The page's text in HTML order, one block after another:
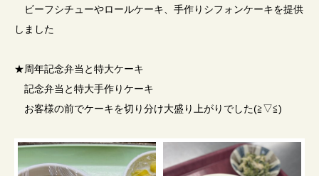
ビーフシチューやロールケーキ、手作りシフォンケーキを提供
しました
★周年記念弁当と特大ケーキ
記念弁当と特大手作りケーキ
お客様の前でケーキを切り分け大盛り上がりでした(≧▽≦)